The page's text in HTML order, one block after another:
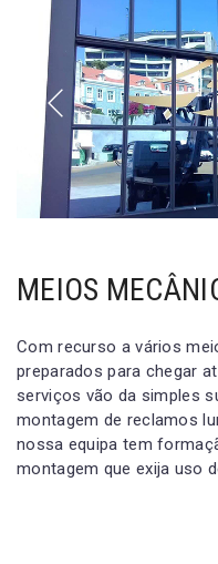
MEIOS
Com recurso a vários
preparados para chegar
serviços vão da simples
montagem de reclamos
nossa equipa tem
montagem que exija uso